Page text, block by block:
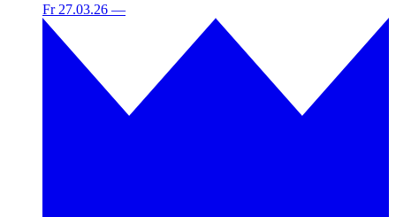
Fr 27.03.26 —